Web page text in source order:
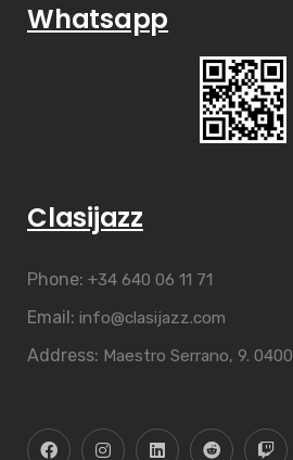
Whatsapp
Clasijazz
Phone: +34 640 06 11 71
Email: info@clasijazz.com
Address: Maestro Serrano, 9.